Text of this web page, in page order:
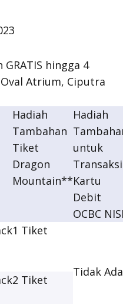
hingga 4
Atrium, Ciputra
Hadiah
Tambahan
Tiket
Dragon
Mountain**
Hadiah
untuk
Transaksi
Kartu
Debit
OCBC
1 Tiket
Tidak Ada
2 Tiket